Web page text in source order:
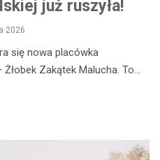
już ruszyła!
2026
się nowa placówka
Zakątek Malucha. To…